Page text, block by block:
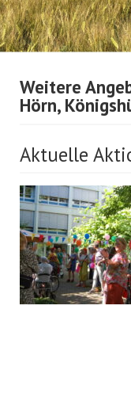
Weitere
Hörn,
Aktuelle